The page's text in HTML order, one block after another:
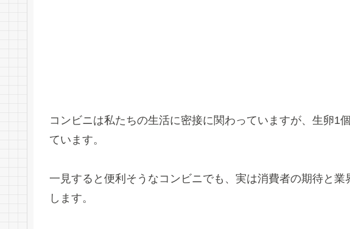
コンビニは私たちの生活に密接に関わっていますが、生卵1
ています。
一見すると便利そうなコンビニでも、実は消費者の期待と
します。